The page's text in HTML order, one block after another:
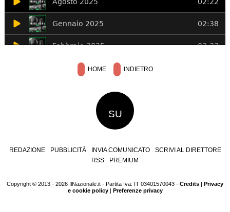
HOME INDIETRO
SU
REDAZIONE PUBBLICITÀ INVIA COMUNICATO
SCRIVI AL DIRETTORE
RSS
PREMIUM
Copyright © 2013 - 2026 IlNazionale.it - Partita Iva: IT 03401570043 - Credits | Privacy
e cookie policy| Preferenze privacy